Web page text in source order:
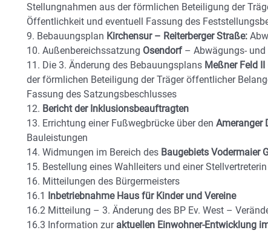
Stellungnahmen aus der förmlichen Beteiligung der
Öffentlichkeit und eventuell Fassung des
9. Bebauungsplan Kirchensur – Reiterberger Straße:
10. Außenbereichssatzung Osendorf– Abwägungs- und
11. Die 3. Änderung des Bebauungsplans Meßner Feld II
der förmlichen Beteiligung der Träger öffentlicher
Fassung des Satzungsbeschlusses
12. Bericht der Inklusionsbeauftragten
13. Errichtung einer Fußwegbrücke über den Ameranger
Bauleistungen
14. Widmungen im Bereich des Baugebiets Vodermaier
15. Bestellung eines Wahlleiters und einer
16. Mitteilungen des Bürgermeisters
16.1 Inbetriebnahme Haus für Kinder und Vereine
16.2 Mitteilung – 3. Änderung des BP Ev. West –
16.3 Information zur aktuellen Einwohner-Entwicklung